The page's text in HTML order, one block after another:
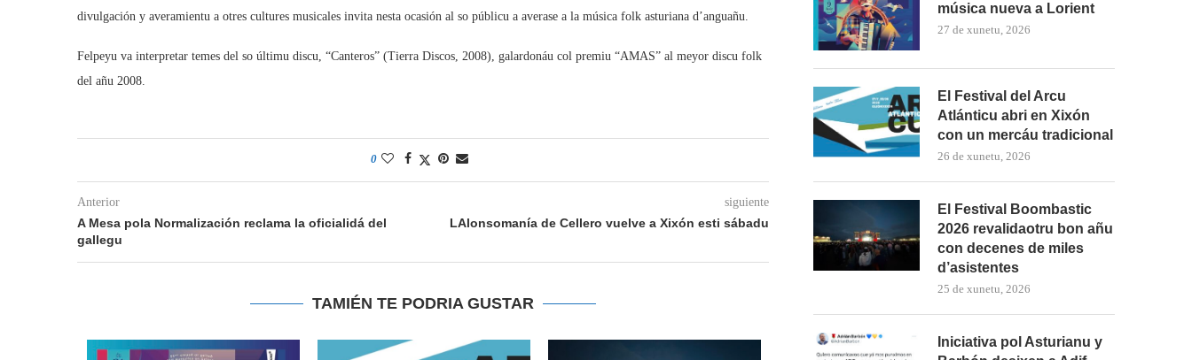
divulgación y averamientu a otres cultures musicales invita nesta ocasión al so públicu a averase a la música folk asturiana d’anguañu.
Felpeyu va interpretar temes del so últimu discu, “Canteros” (Tierra Discos, 2008), galardonáu col premiu “AMAS” al meyor discu folk
del añu 2008.
0
Anterior
A Mesa pola Normalización reclama la oficialidá del
gallegu
siguiente
LAlonsomanía de Cellero vuelve a Xixón esti sábadu
TAMIÉN TE PODRIA GUSTAR
música nueva a Lorient
27 de xunetu, 2026
El Festival del Arcu
Atlánticu abri en Xixón
con un mercáu tradicional
26 de xunetu, 2026
El Festival Boombastic
2026 revalidaotru bon añu
con decenes de miles
d’asistentes
25 de xunetu, 2026
Iniciativa pol Asturianu y